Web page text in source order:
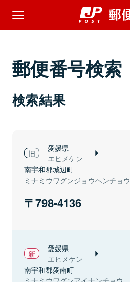
郵便番号検索
検索結果
愛媛県
エヒメケン
南宇和郡城辺町
ミナミウワグンジョウヘンチョウ
798-4136
愛媛県
エヒメケン
南宇和郡愛南町